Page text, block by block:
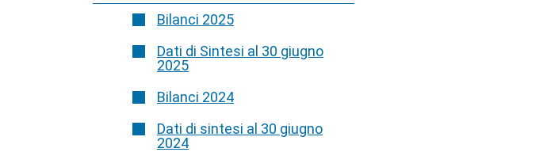
Bilanci 2025
Dati di Sintesi al 30 giugno
2025
Bilanci 2024
Dati di sintesi al 30 giugno
2024